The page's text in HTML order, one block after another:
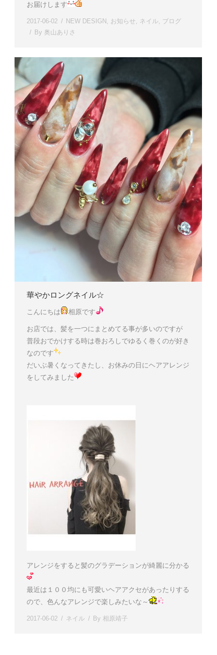
お届けします
2017-06-02 NEW DESIGN , お知らせ, ネイル, ブログ
By 奥山ありさ
華やかロングネイル☆
こんにちは 相原です
お店では、髪を一つにまとめてる事が多いのですが
普段おでかけする時は巻おろしでゆるく巻くのが好き
なのです
だいぶ暑くなってきたし、お休みの日にヘアアレンジ
をしてみました
アレンジをすると髪のグラデーションが綺麗に分かる
最近は１００均にも可愛いヘアアクセがあったりする
ので、色んなアレンジで楽しみたいな～
2017-06-02 ネイル By 相原靖子